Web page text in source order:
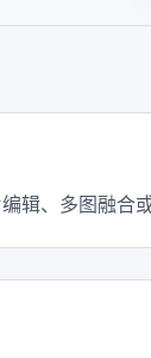
辑、多图融合